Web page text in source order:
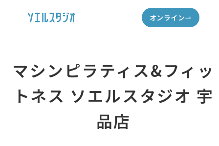
オンライン
マシンピラティス&フィッ
トネス ソエルスタジオ 宇
品店